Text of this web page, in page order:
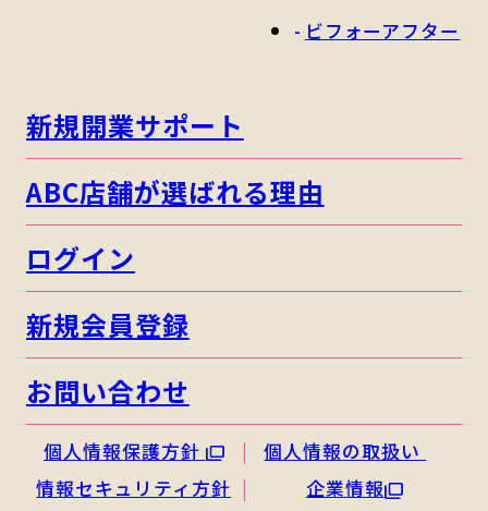
ビフォーアフター
新規開業サポート
ABC店舗が選ばれる理由
ログイン
新規会員登録
お問い合わせ
個人情報保護方針
個人情報の取扱い
情報セキュリティ方針
企業情報